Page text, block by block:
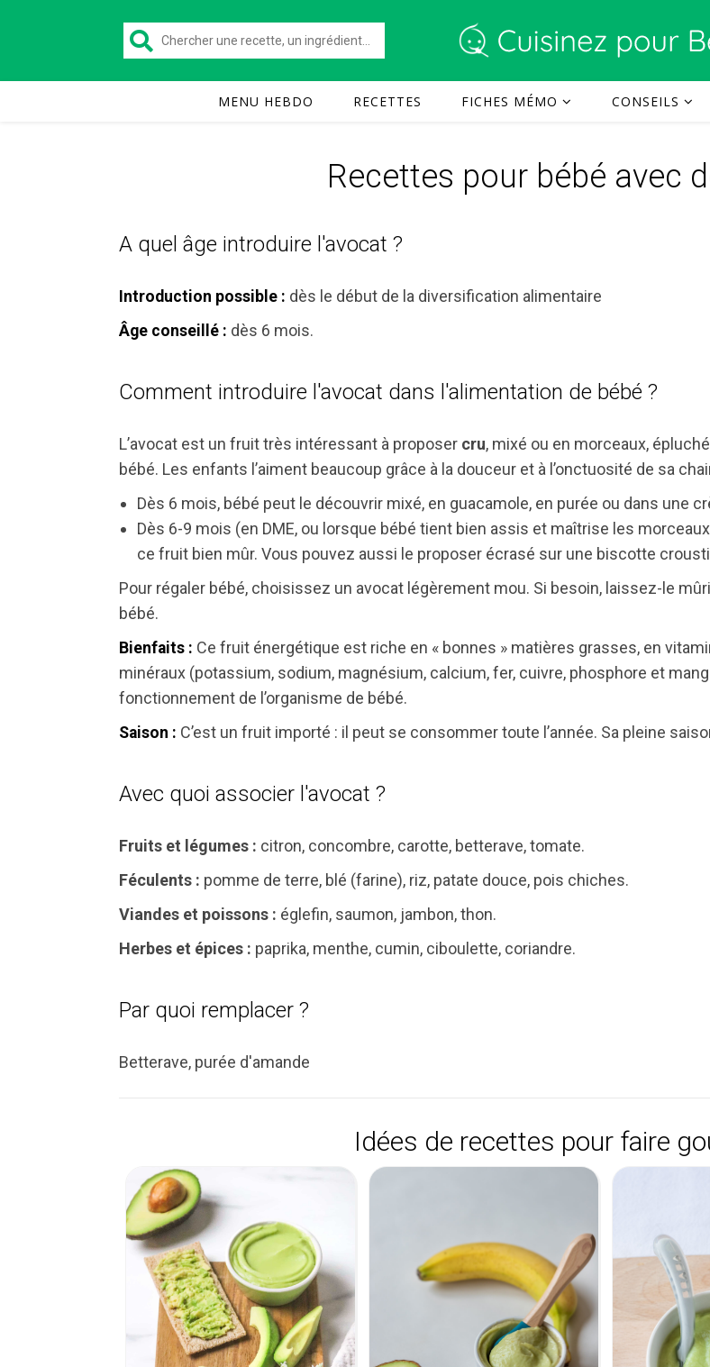
MENU HEBDO RECETTES FICHES MÉMO CONSEILS
Recettes pour bébé avec
A quel âge introduire l'avocat ?
Introduction possible : dès le début de la diversification alimentaire
Âge conseillé : dès 6 mois.
Comment introduire l'avocat dans l'alimentation de bébé ?
L’avocat est un fruit très intéressant à proposer cru, mixé ou en morceaux,
bébé. Les enfants l’aiment beaucoup grâce à la douceur et à l’onctuosité de sa
Dès 6 mois, bébé peut le découvrir mixé, en guacamole, en purée ou dans une
Dès 6-9 mois (en DME, ou lorsque bébé tient bien assis et maîtrise les
ce fruit bien mûr. Vous pouvez aussi le proposer écrasé sur une biscotte
Pour régaler bébé, choisissez un avocat légèrement mou. Si besoin, laissez-le
bébé.
Bienfaits : Ce fruit énergétique est riche en « bonnes » matières grasses, en
minéraux (potassium, sodium, magnésium, calcium, fer, cuivre, phosphore et
fonctionnement de l’organisme de bébé.
Saison : C’est un fruit importé : il peut se consommer toute l’année. Sa pleine
Avec quoi associer l'avocat ?
Fruits et légumes : citron, concombre, carotte, betterave, tomate.
Féculents : pomme de terre, blé (farine), riz, patate douce, pois chiches.
Viandes et poissons : églefin, saumon, jambon, thon.
Herbes et épices : paprika, menthe, cumin, ciboulette, coriandre.
Par quoi remplacer ?
Betterave, purée d'amande
Idées de recettes pour faire